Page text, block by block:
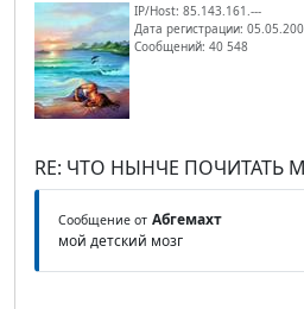
IP/Host: 85.143.161.---
Дата регистрации:
Сообщений: 40 548
RE: ЧТО НЫНЧЕ ПОЧИТАТЬ
Сообщение от Абгемахт
мой детский мозг